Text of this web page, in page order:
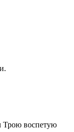
Трою воспетую